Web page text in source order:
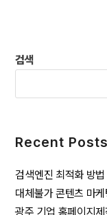
검색
Recent Posts
검색엔진 최적화 방
대체불가 콘텐츠 마
광주 기업 홈페이지